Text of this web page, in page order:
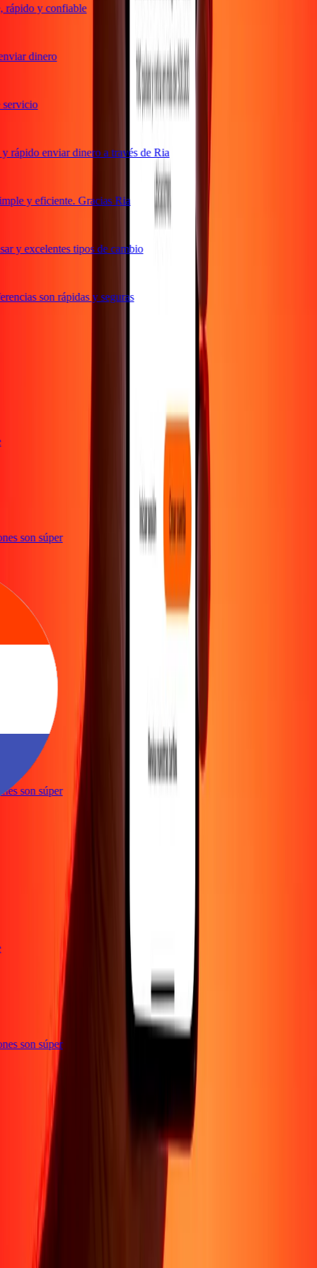
y confiable
dinero
enviar dinero a través de Ria
y eficiente. Gracias Ria
y excelentes tipos de cambio
son rápidas y seguras
son súper
son súper
son súper
Acerca de
Conviértete en agenteConviértete en socio
Conviértete en socio estratégico
Carreras Promociones
Transferencia internacional de dinero
Soporte
Política de privacidad
Aviso de cookies
condiciones
Presentar una
reclamación
Conciencia sobre fraude